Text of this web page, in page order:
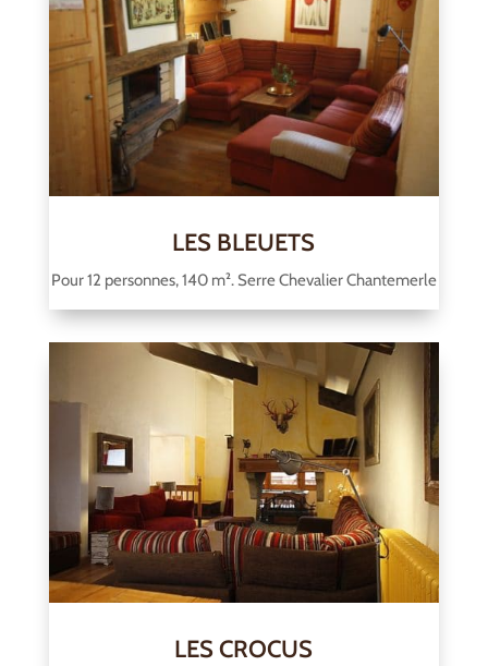
LES BLEUETS
Pour 12 personnes, 140 m². Serre Chevalier Chantemerle
LES CROCUS